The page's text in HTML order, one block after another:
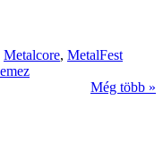
Metalcore, MetalFest
Még több »